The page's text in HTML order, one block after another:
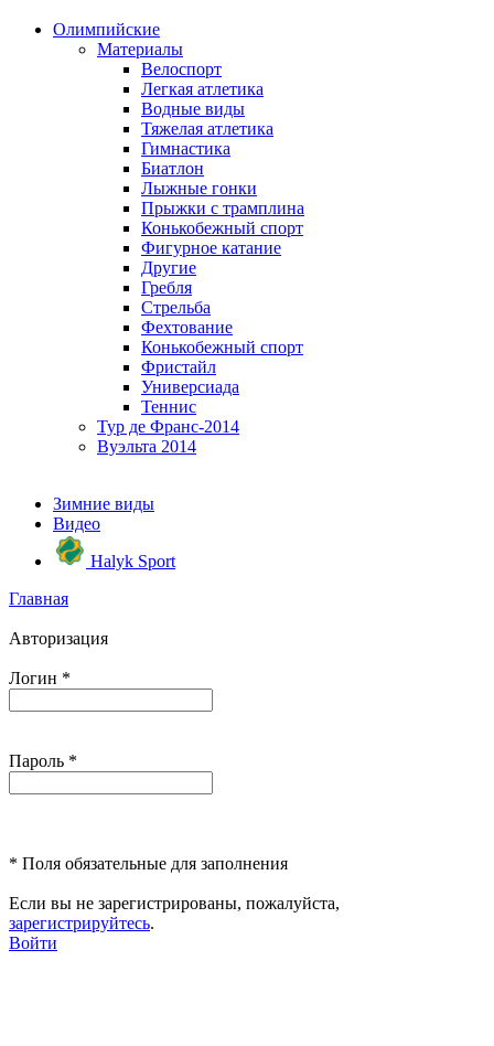
Олимпийские
Материалы
Велоспорт
Легкая атлетика
Водные виды
Тяжелая атлетика
Гимнастика
Биатлон
Лыжные гонки
Прыжки с трамплина
Конькобежный спорт
Фигурное катание
Другие
Гребля
Стрельба
Фехтование
Конькобежный спорт
Фристайл
Универсиада
Теннис
Тур де Франс-2014
Вуэльта 2014
Зимние виды
Видео
Halyk Sport
Главная
Авторизация
Логин *
Пароль *
* Поля обязательные для заполнения
Если вы не зарегистрированы, пожалуйста,
зарегистрируйтесь.
Войти